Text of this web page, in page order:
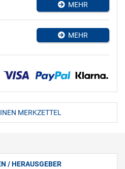
MEHR
MEHR
MERKZETTEL
/ HERAUSGEBER